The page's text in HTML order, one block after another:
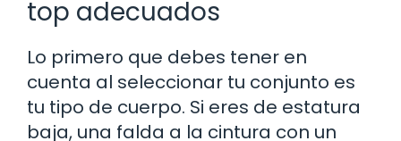
top adecuados
Lo primero que debes tener en
cuenta al seleccionar tu conjunto es
tu tipo de cuerpo. Si eres de estatura
baja, una falda a la cintura con un